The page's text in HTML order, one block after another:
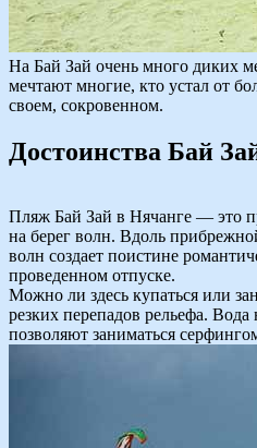
На Бай Зай очень много диких
мечтают многие, кто устал от
своем, сокровенном.
Достоинства Бай
Пляж Бай Зай в Нячанге — это
на берег волн. Вдоль
волн создает поистине
проведенном отпуске.
Можно ли здесь купаться или
резких перепадов рельефа.
позволяют заниматься